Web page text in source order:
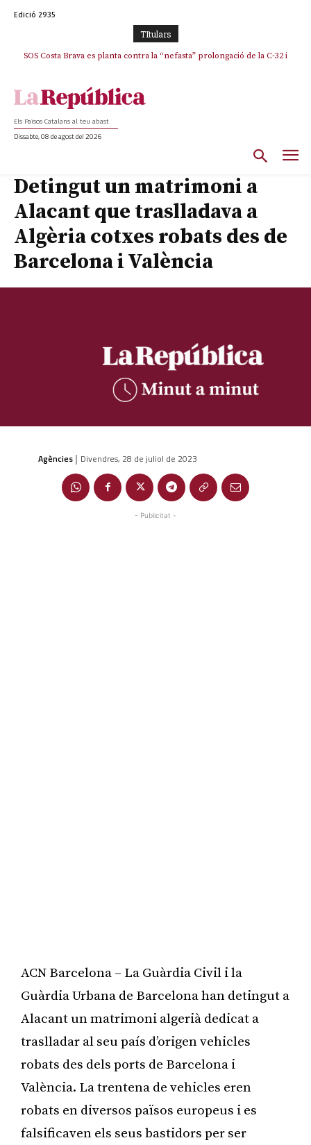
Edició 2935
TItulars
SOS Costa Brava es planta contra la “nefasta” prolongació de la C-32 i
Els Països Catalans al teu abast
Dissabte, 08 de agost del 2026
Detingut un matrimoni a
Alacant que traslladava a
Algèria cotxes robats des de
Barcelona i València
Agències | Divendres, 28 de juliol de 2023
- Publicitat -
ACN Barcelona – La Guàrdia Civil i la
Guàrdia Urbana de Barcelona han detingut a
Alacant un matrimoni algerià dedicat a
traslladar al seu país d’origen vehicles
robats des dels ports de Barcelona i
València. La trentena de vehicles eren
robats en diversos països europeus i es
falsificaven els seus bastidors per ser